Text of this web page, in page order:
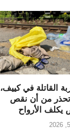
القاتلة في كييف،
تحذر من أن نقص
يكلف الأرواح